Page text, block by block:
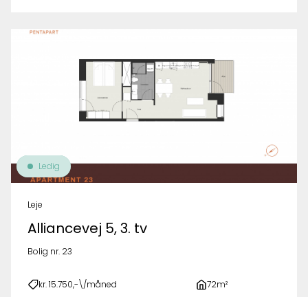
Ledig
Leje
Alliancevej 5, 3. tv
Bolig nr. 23
kr. 15.750,-\/måned 72m²